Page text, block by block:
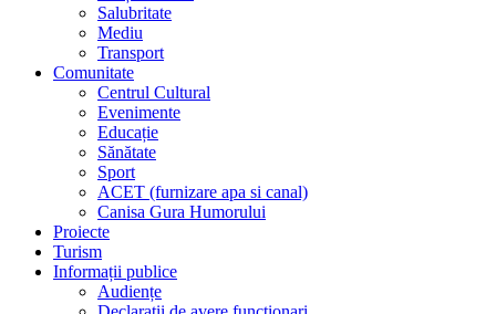
Salubritate
Mediu
Transport
Comunitate
Centrul Cultural
Evenimente
Educație
Sănătate
Sport
ACET (furnizare apa si canal)
Canisa Gura Humorului
Proiecte
Turism
Informații publice
Audiențe